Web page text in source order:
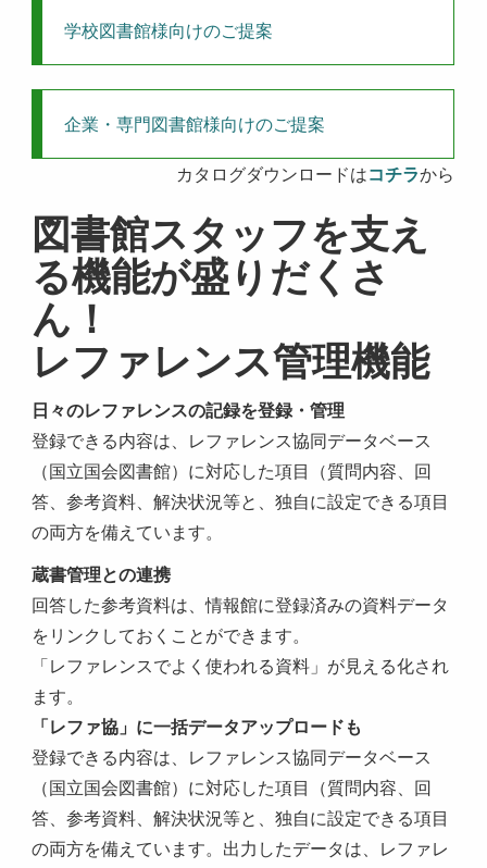
学校図書館様向けのご提案
企業・専門図書館様向けのご提案
カタログダウンロードはコチラから
図書館スタッフを支え
る機能が盛りだくさ
ん！
レファレンス管理機能
日々のレファレンスの記録を登録・管理
登録できる内容は、レファレンス協同データベース
（国立国会図書館）に対応した項目（質問内容、回
答、参考資料、解決状況等と、独自に設定できる項目
の両方を備えています。
蔵書管理との連携
回答した参考資料は、情報館に登録済みの資料データ
をリンクしておくことができます。
「レファレンスでよく使われる資料」が見える化され
ます。
「レファ協」に一括データアップロードも
登録できる内容は、レファレンス協同データベース
（国立国会図書館）に対応した項目（質問内容、回
答、参考資料、解決状況等と、独自に設定できる項目
の両方を備えています。出力したデータは、レファレ